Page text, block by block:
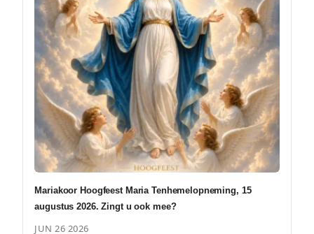
Mariakoor Hoogfeest Maria Tenhemelopneming, 15
augustus 2026. Zingt u ook mee?
JUN 26 2026